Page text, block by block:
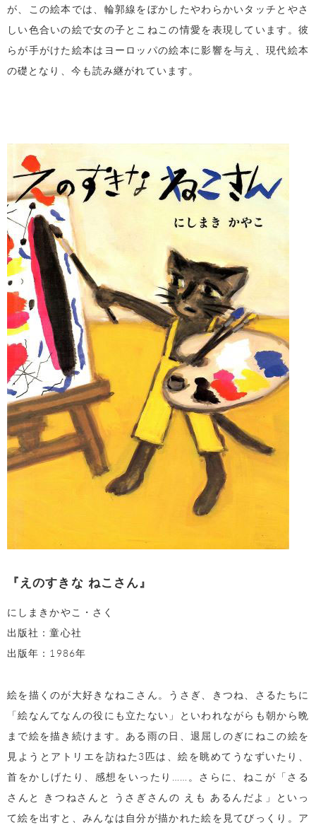
が、この絵本では、輪郭線をぼかしたやわらかいタッチとやさ
しい色合いの絵で女の子とこねこの情愛を表現しています。彼
らが手がけた絵本はヨーロッパの絵本に影響を与え、現代絵本
の礎となり、今も読み継がれています。
『えのすきな ねこさん』
にしまきかやこ・さく
出版社：童心社
出版年：1986年
絵を描くのが大好きなねこさん。うさぎ、きつね、さるたちに
「絵なんてなんの役にも立たない」といわれながらも朝から晩
まで絵を描き続けます。ある雨の日、退屈しのぎにねこの絵を
見ようとアトリエを訪ねた3匹は、絵を眺めてうなずいたり、
首をかしげたり、感想をいったり……。さらに、ねこが「さる
さんと きつねさんと うさぎさんの えも あるんだよ」といっ
て絵を出すと、みんなは自分が描かれた絵を見てびっくり。ア